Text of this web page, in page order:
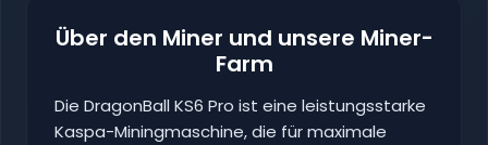
Über den Miner und unsere Miner-
Farm
Die DragonBall KS6 Pro ist eine leistungsstarke
Kaspa-Miningmaschine, die für maximale